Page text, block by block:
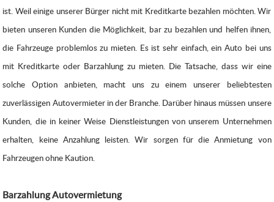
ist. Weil einige unserer Bürger nicht mit Kreditkarte bezahlen möchten. Wir
bieten unseren Kunden die Möglichkeit, bar zu bezahlen und helfen ihnen,
die Fahrzeuge problemlos zu mieten. Es ist sehr einfach, ein Auto bei uns
mit Kreditkarte oder Barzahlung zu mieten. Die Tatsache, dass wir eine
solche Option anbieten, macht uns zu einem unserer beliebtesten
zuverlässigen Autovermieter in der Branche. Darüber hinaus müssen unsere
Kunden, die in keiner Weise Dienstleistungen von unserem Unternehmen
erhalten, keine Anzahlung leisten. Wir sorgen für die Anmietung von
Fahrzeugen ohne Kaution.
Barzahlung Autovermietung